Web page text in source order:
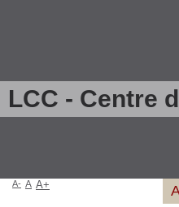
LCC - Centre
A- A A+